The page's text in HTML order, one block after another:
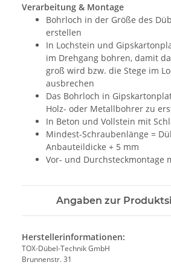
Verarbeitung & Montage
Bohrloch in der Größe des
erstellen
In Lochstein und
im Drehgang bohren, damit
groß wird bzw. die Stege im
ausbrechen
Das Bohrloch in
Holz- oder Metallbohrer zu
In Beton und Vollstein mit
Mindest-Schraubenlänge =
Anbauteildicke + 5 mm
Vor- und Durchsteckmontage
Angaben zur
Herstellerinformationen:
TOX-Dübel-Technik GmbH
Brunnenstr. 31